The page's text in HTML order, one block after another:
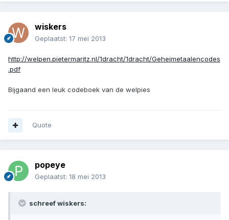
wiskers
Geplaatst: 17 mei 2013
http://welpen.pietermaritz.nl/1dracht/1dracht/Geheimetaalencodes
.pdf
Bijgaand een leuk codeboek van de welpies
Quote
popeye
Geplaatst: 18 mei 2013
schreef wiskers: